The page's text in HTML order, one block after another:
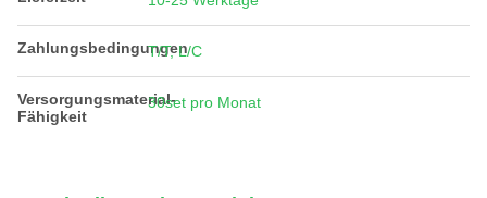
Zahlungsbedingungen
T/T, L/C
Versorgungsmaterial-
Fähigkeit
30set pro Monat